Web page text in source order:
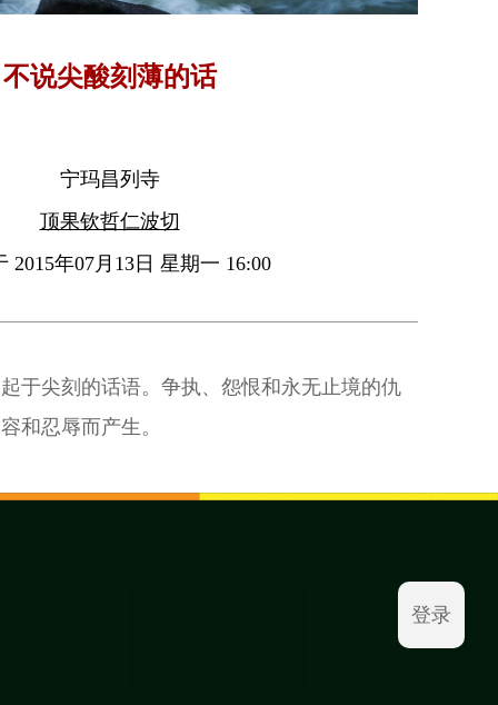
不说尖酸刻薄的话
宁玛昌列寺
顶果钦哲仁波切
2015年07月13日 星期一 16:00
于尖刻的话语。争执、怨恨和永无止境的仇
和忍辱而产生。
登录